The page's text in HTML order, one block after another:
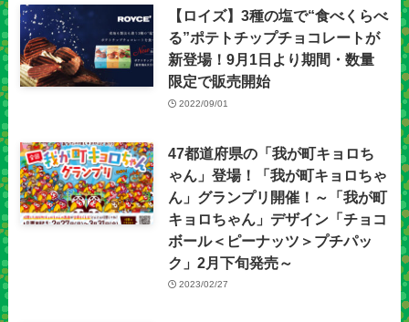
【ロイズ】3種の塩で“食べくらべ
る”ポテトチップチョコレートが
新登場！9月1日より期間・数量
限定で販売開始
2022/09/01
47都道府県の「我が町キョロち
ゃん」登場！「我が町キョロちゃ
ん」グランプリ開催！～「我が町
キョロちゃん」デザイン「チョコ
ボール＜ピーナッツ＞プチパッ
ク」2月下旬発売～
2023/02/27